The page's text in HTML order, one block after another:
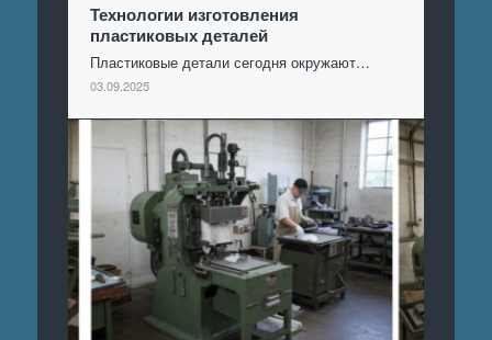
Технологии изготовления
пластиковых деталей
Пластиковые детали сегодня окружают…
03.09.2025